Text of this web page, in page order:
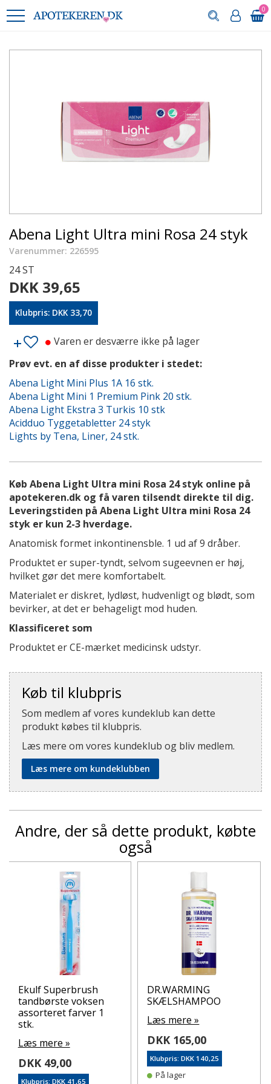
0
Abena Light Ultra mini Rosa 24 styk
Varenummer: 226595
24 ST
DKK 39,65
Klubpris: DKK 33,70
Varen er desværre ikke på lager
Prøv evt. en af disse produkter i stedet:
Abena Light Mini Plus 1A 16 stk.
Abena Light Mini 1 Premium Pink 20 stk.
Abena Light Ekstra 3 Turkis 10 stk
Acidduo Tyggetabletter 24 styk
Lights by Tena, Liner, 24 stk.
Køb Abena Light Ultra mini Rosa 24 styk online på
apotekeren.dk og få varen tilsendt direkte til dig.
Leveringstiden på Abena Light Ultra mini Rosa 24
styk er kun 2-3 hverdage.
Anatomisk formet inkontinensble. 1 ud af 9 dråber.
Produktet er super-tyndt, selvom sugeevnen er høj,
hvilket gør det mere komfortabelt.
Materialet er diskret, lydløst, hudvenligt og blødt, som
bevirker, at det er behageligt mod huden.
Klassificeret som
Produktet er CE-mærket medicinsk udstyr.
Køb til klubpris
Som medlem af vores kundeklub kan dette
produkt købes til klubpris.
Læs mere om vores kundeklub og bliv medlem.
Læs mere om kundeklubben
Andre, der så dette produkt, købte
også
Ekulf Superbrush
tandbørste voksen
assorteret farver 1
stk.
Læs mere »
DKK 49,00
Klubpris: DKK 41,65
DR.WARMING
SKÆLSHAMPOO
Læs mere »
DKK 165,00
Klubpris: DKK 140,25
På lager